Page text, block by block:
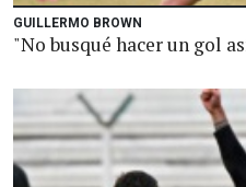
GUILLERMO BROWN
"No busqué hacer un gol